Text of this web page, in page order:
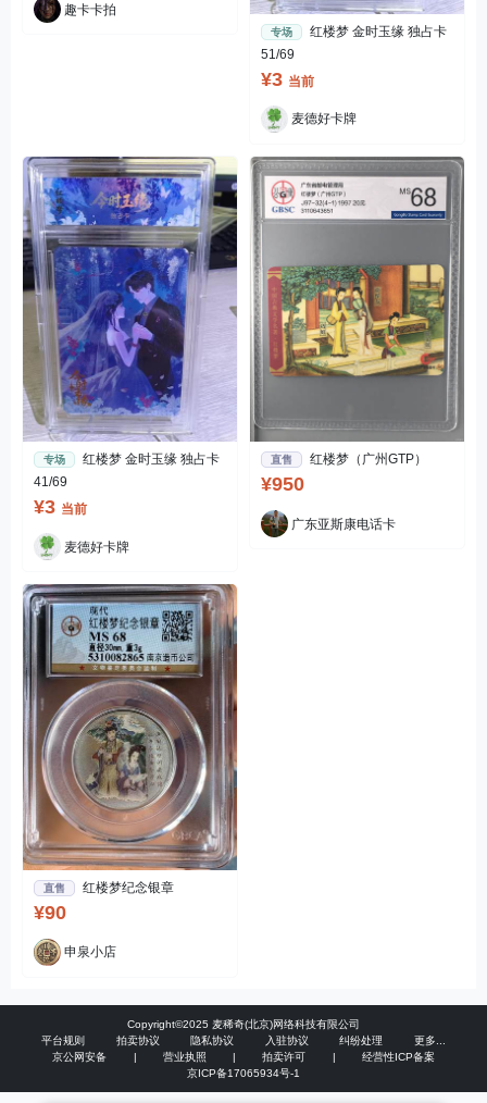
趣卡卡拍
专场
红楼梦 金时玉缘 独占卡
51/69
¥3 当前
麦德好卡牌
专场
红楼梦 金时玉缘 独占卡
41/69
¥3 当前
麦德好卡牌
直售 红楼梦（广州GTP）
¥950
广东亚斯康电话卡
直售 红楼梦纪念银章
¥90
申泉小店
Copyright©2025 麦稀奇(北京)网络科技有限公司
平台规则
拍卖协议 隐私协议 入驻协议 纠纷处理
更多...
京公网安备
| 营业执照 | 拍卖许可 |
经营性ICP备案
京ICP备17065934号-1